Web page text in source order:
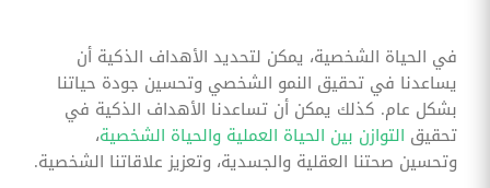
في الحياة الشخصية، يمكن لتحديد الأهداف الذكية أن
يساعدنا في تحقيق النمو الشخصي وتحسين جودة حياتنا
بشكل عام. كذلك يمكن أن تساعدنا الأهداف الذكية في
تحقيق التوازن بين الحياة العملية والحياة الشخصية،
وتحسين صحتنا العقلية والجسدية، وتعزيز علاقاتنا الشخصية.